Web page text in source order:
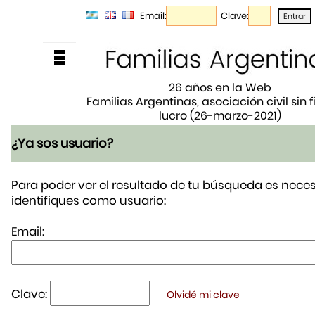
Email: Clave:
26 años en la Web
Familias Argentinas, asociación civil sin
lucro (26-marzo-2021)
¿Ya sos usuario?
Para poder ver el resultado de tu búsqueda es
identifiques como usuario:
Email:
Clave: Olvidé mi clave